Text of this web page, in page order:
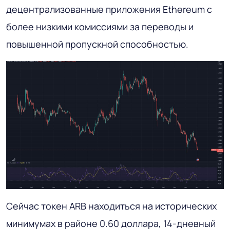
децентрализованные приложения Ethereum с
более низкими комиссиями за переводы и
повышенной пропускной способностью.
Сейчас токен ARB находиться на исторических
минимумах в районе 0.60 доллара, 14-дневный